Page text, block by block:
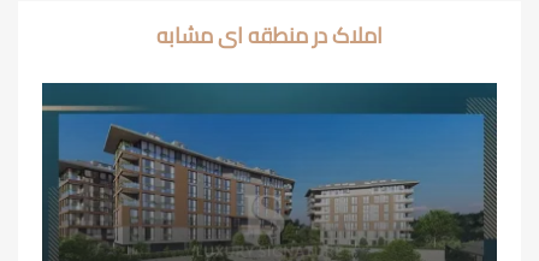
املاک در منطقه ای مشابه